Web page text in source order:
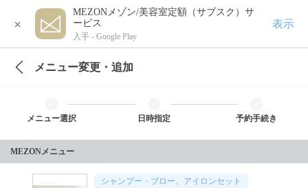
×
MEZONメゾン/美容室定額（サブスク）サ
ービス
入手 - Google Play
表示
メニュー変更・追加
メニュー選択 日時指定 予約手続き
MEZONメニュー
シャンプー・ブロー、アイロンセット